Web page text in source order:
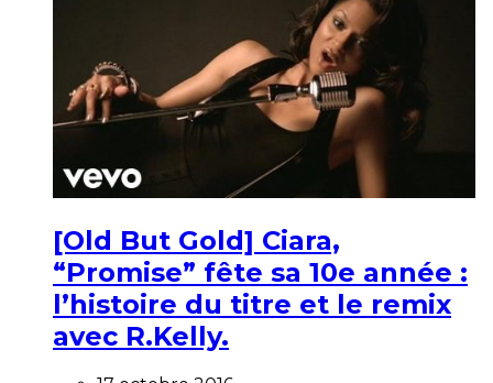
[Old But Gold] Ciara,
“Promise” fête sa 10e année :
l’histoire du titre et le remix
avec R.Kelly.